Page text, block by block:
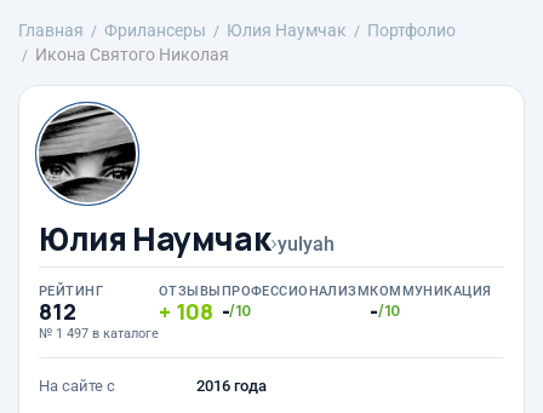
Главная Фрилансеры Юлия Наумчак
Портфолио
Икона Святого Николая
Юлия Наумчак›yulyah
РЕЙТИНГ
812
№ 1 497 в каталоге
ОТЗЫВЫ
108
ПРОФЕССИОНАЛИЗМ
-/10
КОММУНИКАЦИЯ
-/10
На сайте с 2016 года